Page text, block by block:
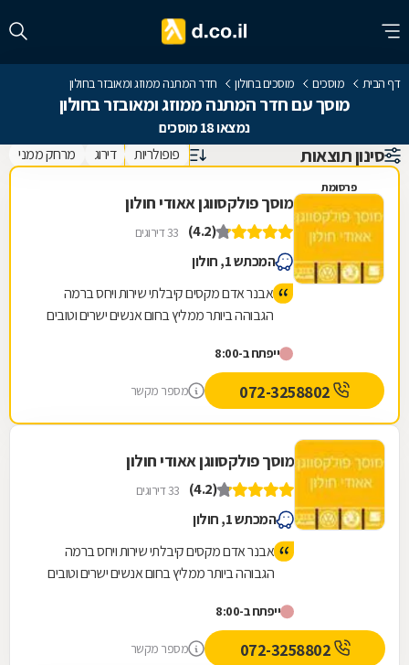
דף הבית מוסכים מוסכים בחולון חדר המתנה ממוזג ומאובזר בחולון
מוסך עם חדר המתנה ממוזג ומאובזר בחולון
נמצאו 18 מוסכים
סינון תוצאות פופולריות דירוג מרחק ממני
פרסומת
מוסך פולקסווגן אאודי חולון
(4.2) 33 דירוגים
המכתש 1, חולון
אבנר אדם מקסים קיבלתי שירות ויחס ברמה
הגבוהה ביותר ממליץ בחום אנשים ישרים וטובים
ייפתח ב-8:00
מספר מקשר
מוסך פולקסווגן אאודי חולון
(4.2) 33 דירוגים
המכתש 1, חולון
אבנר אדם מקסים קיבלתי שירות ויחס ברמה
הגבוהה ביותר ממליץ בחום אנשים ישרים וטובים
ייפתח ב-8:00
מספר מקשר